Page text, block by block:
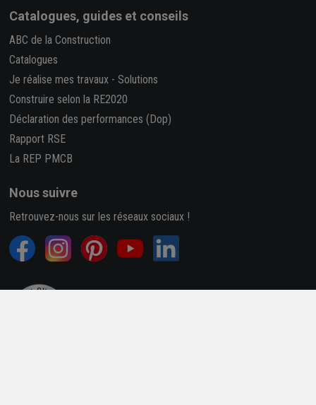
Catalogues, guides et conseils
ABC de la Construction
Catalogues
Je réalise mes travaux - Solutions
Construire selon la RE2020
Déclaration des performances (Dop)
Rapport RSE
La REP PMCB
Nous suivre
Retrouvez-nous sur les réseaux sociaux !